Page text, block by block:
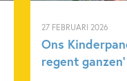
27 FEBRUARI 2026
Ons
regent ganzen’